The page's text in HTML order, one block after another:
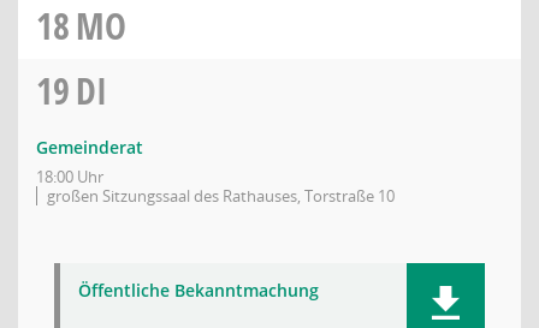
18MO
19DI
Gemeinderat
18:00 Uhr
großen Sitzungssaal des Rathauses, Torstraße 10
Öffentliche Bekanntmachung